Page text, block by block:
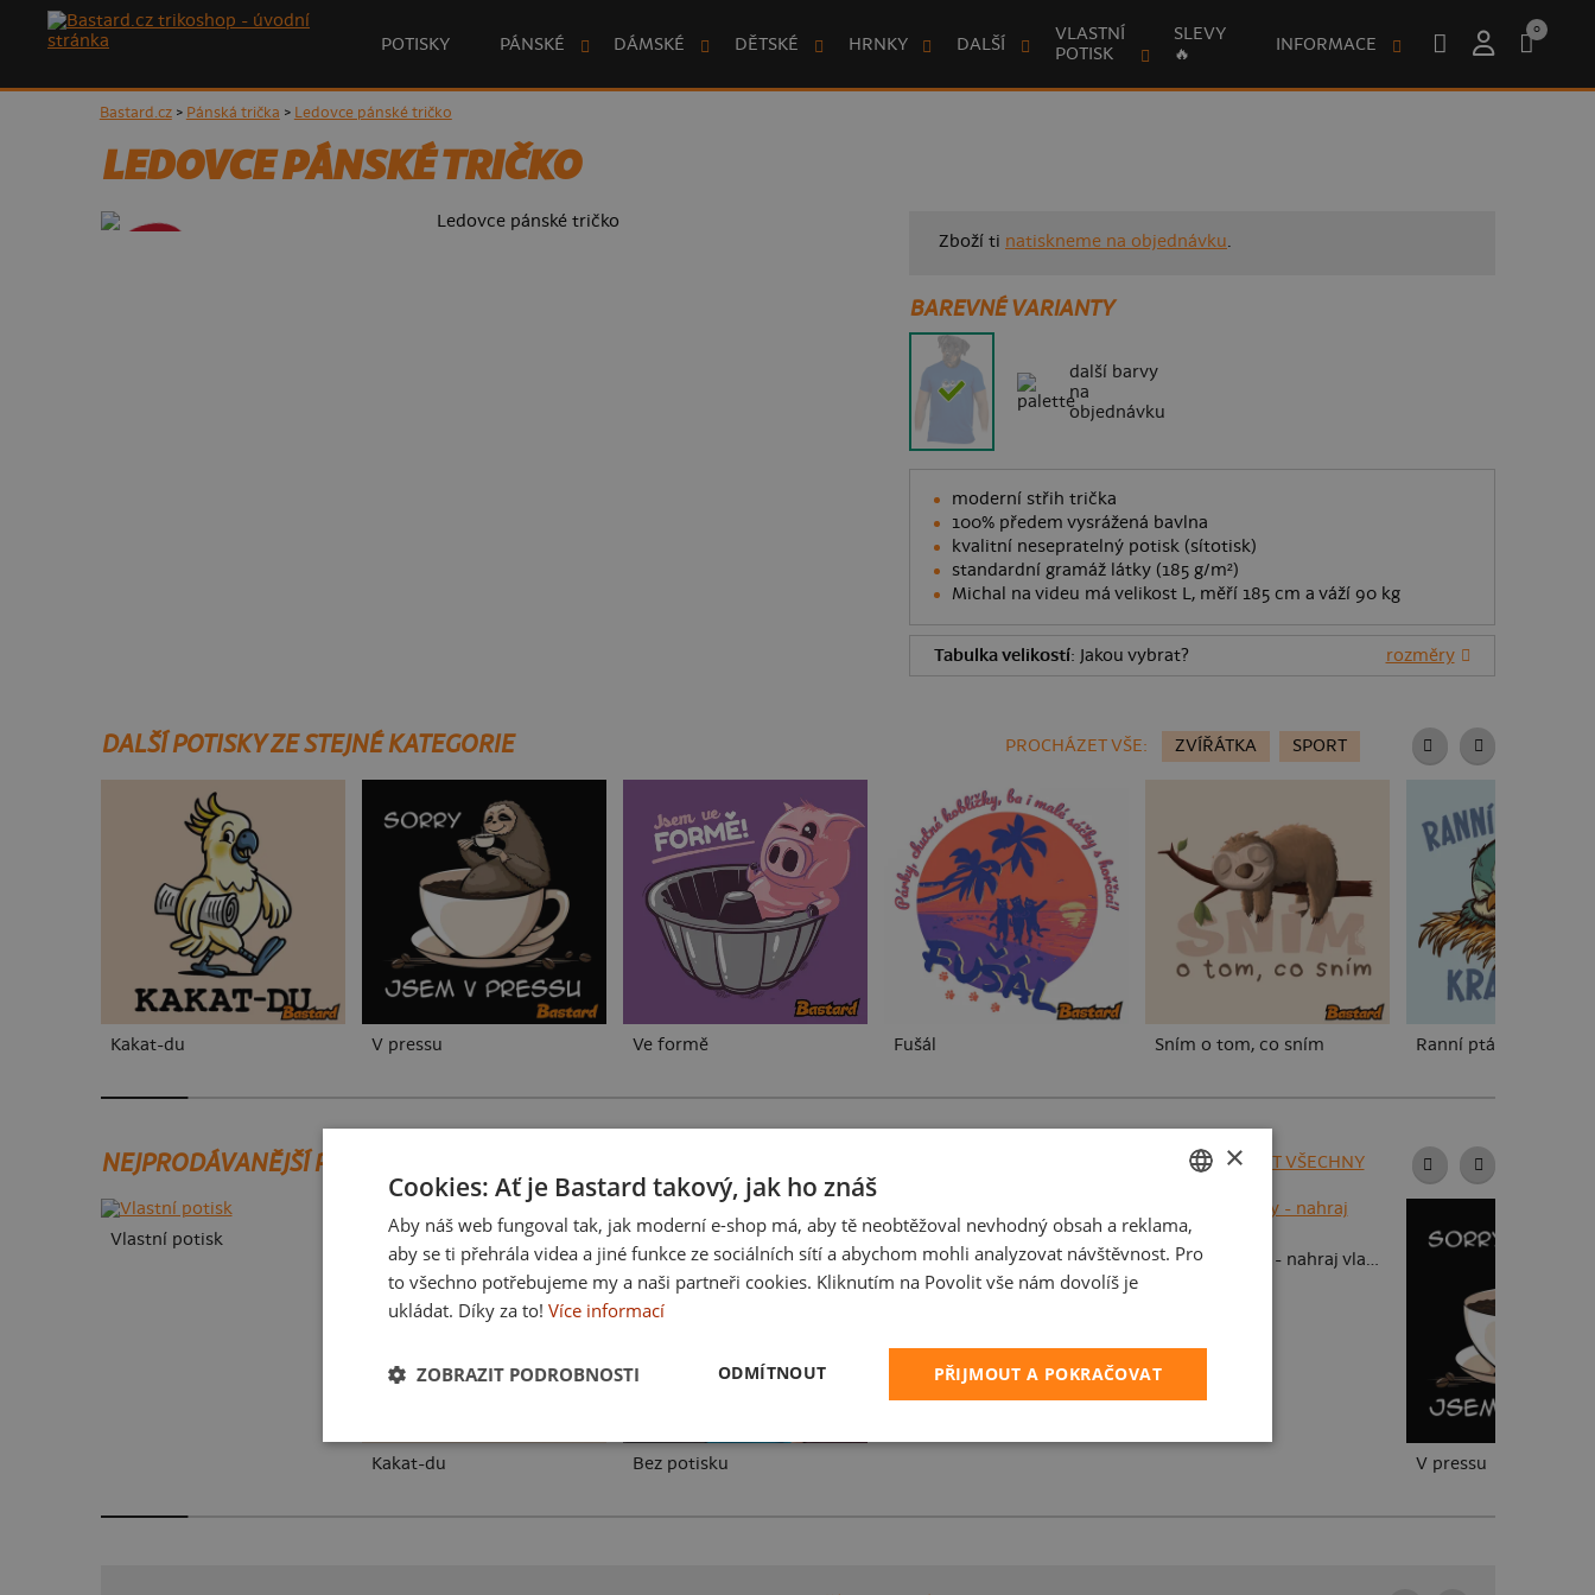
POTISKY PÁNSKÉ DÁMSKÉ DĚTSKÉ HRNKY DALŠÍ
VLASTNÍ
POTISK
SLEVY
🔥
INFORMACE
0
Bastard.cz> Pánská trička > Ledovce pánské tričko
LEDOVCE PÁNSKÉ TRIČKO
Zboží ti natiskneme na objednávku.
BAREVNÉ VARIANTY
další barvy
na
objednávku
moderní střih trička
100% předem vysrážená bavlna
kvalitní nesepratelný potisk (sítotisk)
standardní gramáž látky (185 g/m²)
Michal na videu má velikost L, měří 185 cm a váží 90 kg
Tabulka velikostí: Jakou vybrat? rozměry
DALŠÍ POTISKY ZE STEJNÉ KATEGORIE PROCHÁZET VŠE: ZVÍŘÁTKA SPORT
Kakat-du V pressu Ve formě Fušál Sním o tom, co sním Ranní ptáče spí
NEJPRODÁVANĚJŠÍ POTISKY ZOBRAZIT VŠECHNY
Vlastní potisk
Kakat-du Bez potisku
Karikatura z vlastní fotky
Dětské kresby - nahraj vlastní
V pressu
CZECH
SLOVAK
×
Cookies: Ať je Bastard takový, jak ho znáš
Aby náš web fungoval tak, jak moderní e-shop má, aby tě neobtěžoval nevhodný obsah a reklama,
aby se ti přehrála videa a jiné funkce ze sociálních sítí a abychom mohli analyzovat návštěvnost. Pro
to všechno potřebujeme my a naši partneři cookies. Kliknutím na Povolit vše nám dovolíš je
ukládat. Díky za to! Více informací
PŘIJMOUT A POKRAČOVAT
ODMÍTNOUT
ZOBRAZIT PODROBNOSTI